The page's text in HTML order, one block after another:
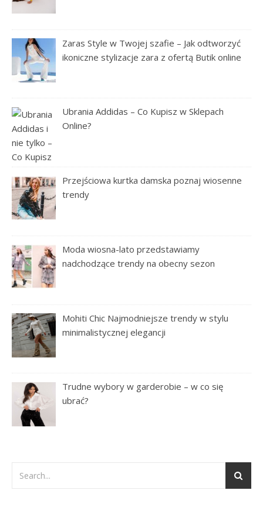
Zaras Style w Twojej szafie – Jak odtworzyć
ikoniczne stylizacje zara z ofertą Butik online
Ubrania Addidas – Co Kupisz w Sklepach
Online?
Przejściowa kurtka damska poznaj wiosenne
trendy
Moda wiosna-lato przedstawiamy
nadchodzące trendy na obecny sezon
Mohiti Chic Najmodniejsze trendy w stylu
minimalistycznej elegancji
Trudne wybory w garderobie – w co się
ubrać?